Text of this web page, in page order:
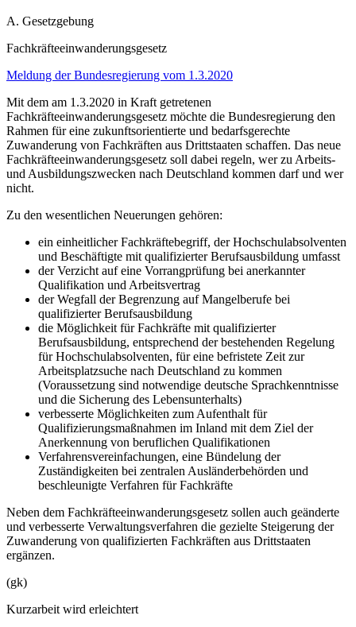
A. Gesetzgebung
Fachkräfteeinwanderungsgesetz
Meldung der Bundesregierung vom 1.3.2020
Mit dem am 1.3.2020 in Kraft getretenen
Fachkräfteeinwanderungsgesetz möchte die Bundesregierung den
Rahmen für eine zukunftsorientierte und bedarfsgerechte
Zuwanderung von Fachkräften aus Drittstaaten schaffen. Das neue
Fachkräfteeinwanderungsgesetz soll dabei regeln, wer zu Arbeits-
und Ausbildungszwecken nach Deutschland kommen darf und wer
nicht.
Zu den wesentlichen Neuerungen gehören:
ein einheitlicher Fachkräftebegriff, der Hochschulabsolventen
und Beschäftigte mit qualifizierter Berufsausbildung umfasst
der Verzicht auf eine Vorrangprüfung bei anerkannter
Qualifikation und Arbeitsvertrag
der Wegfall der Begrenzung auf Mangelberufe bei
qualifizierter Berufsausbildung
die Möglichkeit für Fachkräfte mit qualifizierter
Berufsausbildung, entsprechend der bestehenden Regelung
für Hochschulabsolventen, für eine befristete Zeit zur
Arbeitsplatzsuche nach Deutschland zu kommen
(Voraussetzung sind notwendige deutsche Sprachkenntnisse
und die Sicherung des Lebensunterhalts)
verbesserte Möglichkeiten zum Aufenthalt für
Qualifizierungsmaßnahmen im Inland mit dem Ziel der
Anerkennung von beruflichen Qualifikationen
Verfahrensvereinfachungen, eine Bündelung der
Zuständigkeiten bei zentralen Ausländerbehörden und
beschleunigte Verfahren für Fachkräfte
Neben dem Fachkräfteeinwanderungsgesetz sollen auch geänderte
und verbesserte Verwaltungsverfahren die gezielte Steigerung der
Zuwanderung von qualifizierten Fachkräften aus Drittstaaten
ergänzen.
(gk)
Kurzarbeit wird erleichtert